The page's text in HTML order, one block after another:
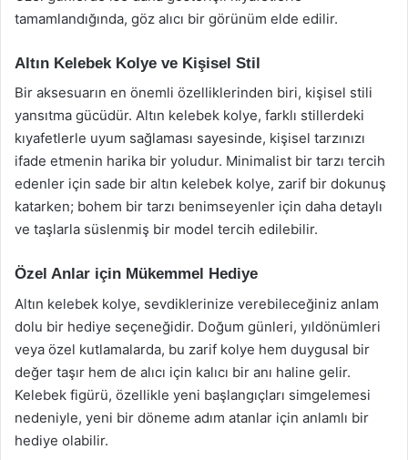
tamamlandığında, göz alıcı bir görünüm elde edilir.
Altın Kelebek Kolye ve Kişisel Stil
Bir aksesuarın en önemli özelliklerinden biri, kişisel stili
yansıtma gücüdür. Altın kelebek kolye, farklı stillerdeki
kıyafetlerle uyum sağlaması sayesinde, kişisel tarzınızı
ifade etmenin harika bir yoludur. Minimalist bir tarzı tercih
edenler için sade bir altın kelebek kolye, zarif bir dokunuş
katarken; bohem bir tarzı benimseyenler için daha detaylı
ve taşlarla süslenmiş bir model tercih edilebilir.
Özel Anlar için Mükemmel Hediye
Altın kelebek kolye, sevdiklerinize verebileceğiniz anlam
dolu bir hediye seçeneğidir. Doğum günleri, yıldönümleri
veya özel kutlamalarda, bu zarif kolye hem duygusal bir
değer taşır hem de alıcı için kalıcı bir anı haline gelir.
Kelebek figürü, özellikle yeni başlangıçları simgelemesi
nedeniyle, yeni bir döneme adım atanlar için anlamlı bir
hediye olabilir.